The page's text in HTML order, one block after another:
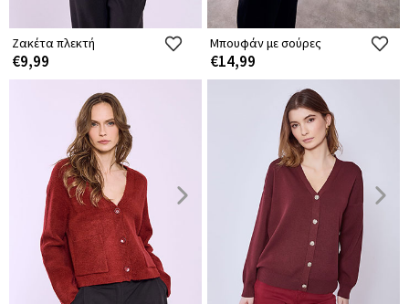
Ζακέτα πλεκτή
€9,99
Μπουφάν με σούρες
€14,99